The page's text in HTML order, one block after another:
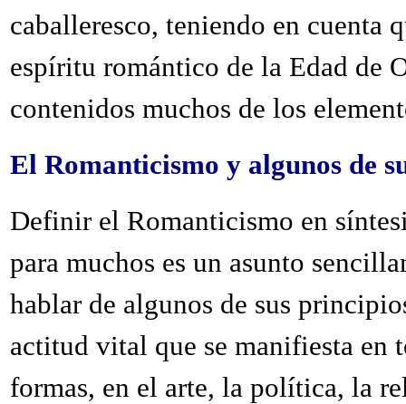
caballeresco, teniendo en cuenta
espíritu romántico de la Edad de
contenidos muchos de los
El Romanticismo y algunos de
Definir el Romanticismo en
para muchos es un asunto
hablar de algunos de sus
actitud vital que se manifiesta en
formas, en el arte, la política, la